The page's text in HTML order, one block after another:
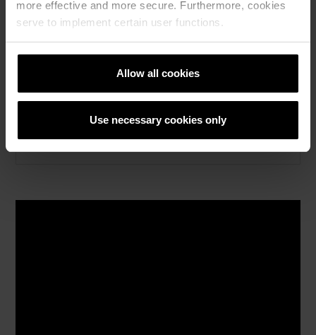
more effective and more secure. Furthermore, cookies
serve to implement certain user functions.
Allow all cookies
Use necessary cookies only
Naručite besplatan izračun materijala
Naručite besplatan uzorak crijepa
How to video sadržaj
Katalozi, brošure i tehnička
dokumentacija